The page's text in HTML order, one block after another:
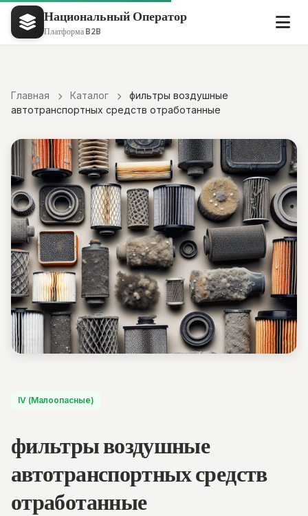
Национальный Оператор
Платформа B2B
Главная Каталог
фильтры воздушные
автотранспортных средств отработанные
IV (Малоопасные)
фильтры воздушные
автотранспортных средств
отработанные